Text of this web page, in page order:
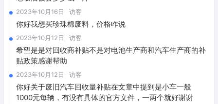
2023年10月16日 访客
你好我想买珍珠棉废料，价格咋说
2023年10月12日 访客
希望是是对回收商补贴不是对电池生产商和汽车生产商的补
贴政策感谢帮助
2023年10月12日 访客
你好关于废旧汽车回收量补贴在文章中提到是小车一般
1000元每辆，有没有具体的官方文件，一两个就好谢谢